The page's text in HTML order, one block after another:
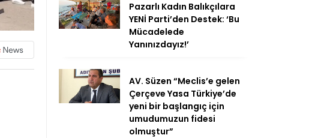
Pazarlı Kadın Balıkçılara
YENİ Parti’den Destek: ‘Bu
Mücadelede
Yanınızdayız!’
AV. Süzen “Meclis’e gelen
Çerçeve Yasa Türkiye’de
yeni bir başlangıç için
umudumuzun fidesi
olmuştur”